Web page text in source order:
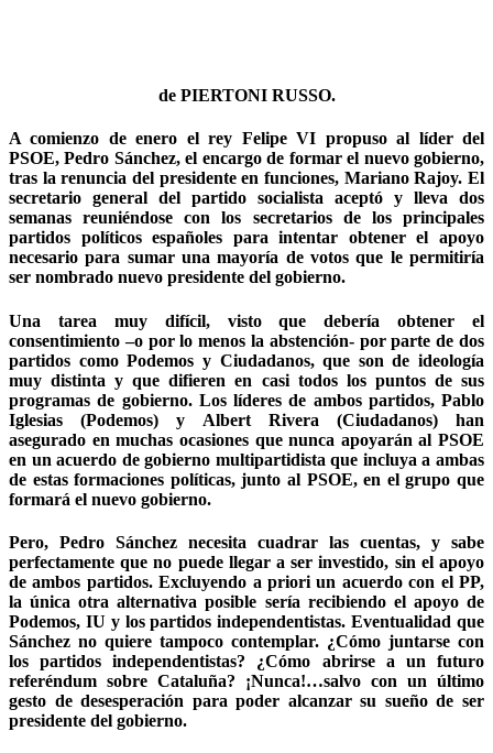
de PIERTONI RUSSO.
A comienzo de enero el rey Felipe VI propuso al líder del
PSOE, Pedro Sánchez, el encargo de formar el nuevo gobierno,
tras la renuncia del presidente en funciones, Mariano Rajoy. El
secretario general del partido socialista aceptó y lleva dos
semanas reuniéndose con los secretarios de los principales
partidos políticos españoles para intentar obtener el apoyo
necesario para sumar una mayoría de votos que le permitiría
ser nombrado nuevo presidente del gobierno.
Una tarea muy difícil, visto que debería obtener el
consentimiento –o por lo menos la abstención- por parte de dos
partidos como Podemos y Ciudadanos, que son de ideología
muy distinta y que difieren en casi todos los puntos de sus
programas de gobierno. Los líderes de ambos partidos, Pablo
Iglesias (Podemos) y Albert Rivera (Ciudadanos) han
asegurado en muchas ocasiones que nunca apoyarán al PSOE
en un acuerdo de gobierno multipartidista que incluya a ambas
de estas formaciones políticas, junto al PSOE, en el grupo que
formará el nuevo gobierno.
Pero, Pedro Sánchez necesita cuadrar las cuentas, y sabe
perfectamente que no puede llegar a ser investido, sin el apoyo
de ambos partidos. Excluyendo a priori un acuerdo con el PP,
la única otra alternativa posible sería recibiendo el apoyo de
Podemos, IU y los partidos independentistas. Eventualidad que
Sánchez no quiere tampoco contemplar. ¿Cómo juntarse con
los partidos independentistas? ¿Cómo abrirse a un futuro
referéndum sobre Cataluña? ¡Nunca!…salvo con un último
gesto de desesperación para poder alcanzar su sueño de ser
presidente del gobierno.